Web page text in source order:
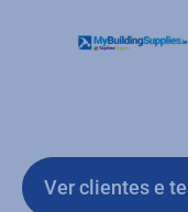
Ver clientes e